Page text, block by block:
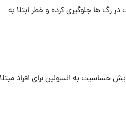
رگ ها جلوگیری کرده و خطر ابتلا به
حساسیت به انسولین برای افراد مبتلا